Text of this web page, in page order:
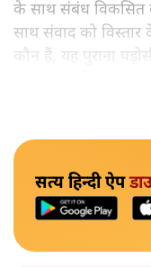
के साथ संबंध विकसित
साथ संवाद को
कौन हैं, यह पुराना
सत्य हिन्दी ऐप